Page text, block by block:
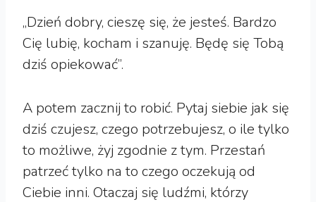
„Dzień dobry, cieszę się, że jesteś. Bardzo
Cię lubię, kocham i szanuję. Będę się Tobą
dziś opiekować”.
A potem zacznij to robić. Pytaj siebie jak się
dziś czujesz, czego potrzebujesz, o ile tylko
to możliwe, żyj zgodnie z tym. Przestań
patrzeć tylko na to czego oczekują od
Ciebie inni. Otaczaj się ludźmi, którzy